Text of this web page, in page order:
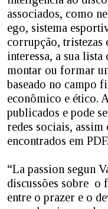
associados, como
ego, sistema
corrupção, tristezas
interessa, a sua lista
montar ou formar
baseado no campo
econômico e ético.
publicados e pode
redes sociais,
encontrados em PDF.
“La passion segun
discussões sobre o
entre o prazer e o